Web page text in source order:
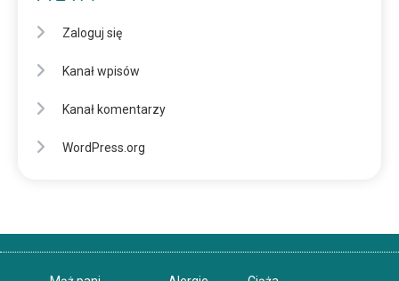
Zaloguj się
Kanał wpisów
Kanał komentarzy
WordPress.org